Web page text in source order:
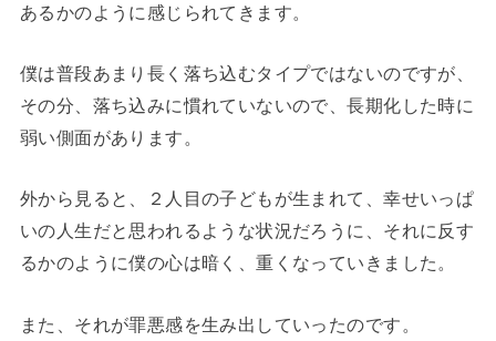
あるかのように感じられてきます。
僕は普段あまり長く落ち込むタイプではないのですが、
その分、落ち込みに慣れていないので、長期化した時に
弱い側面があります。
外から見ると、２人目の子どもが生まれて、幸せいっぱ
いの人生だと思われるような状況だろうに、それに反す
るかのように僕の心は暗く、重くなっていきました。
また、それが罪悪感を生み出していったのです。